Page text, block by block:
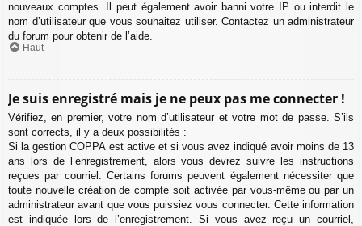
nouveaux comptes. Il peut également avoir banni votre IP ou interdit le
nom d’utilisateur que vous souhaitez utiliser. Contactez un administrateur
du forum pour obtenir de l’aide.
Haut
Je suis enregistré mais je ne peux pas me connecter !
Vérifiez, en premier, votre nom d’utilisateur et votre mot de passe. S’ils
sont corrects, il y a deux possibilités :
Si la gestion COPPA est active et si vous avez indiqué avoir moins de 13
ans lors de l’enregistrement, alors vous devrez suivre les instructions
reçues par courriel. Certains forums peuvent également nécessiter que
toute nouvelle création de compte soit activée par vous-même ou par un
administrateur avant que vous puissiez vous connecter. Cette information
est indiquée lors de l’enregistrement. Si vous avez reçu un courriel,